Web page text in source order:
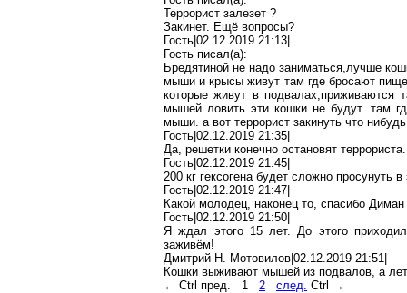
Террорист залезет ?
Закинет. Ещё вопросы?
Гость|02.12.2019 21:13|
Гость писал(a):
Бредятиной не надо заниматься,лучше
мыши и крысы живут там где бросают
которые живут вподвалах,приживаются
мышей ловить эти кошки не будут. там
мыши. а вот террорист закинуть что нибудь
Гость|02.12.2019 21:35|
Да, решетки конечно остановят
Гость|02.12.2019 21:45|
200 кг гексогенабудет сложно просунуть в
Гость|02.12.2019 21:47|
Какой молодец, наконецто, спасибо Диман
Гость|02.12.2019 21:50|
Я ждал этого 15 лет. До этого
заживём!
Дмитрий Н. Мотовилов|02.12.2019 21:51|
Кошки выживают мышей из подвалов, а
← Ctrl пред. 1 2 след. Ctrl →